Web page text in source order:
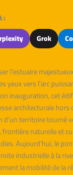
:
Grok
l’estuaire
yeux vers l’arc
inauguration, cet
architecturale hors
d’un territoire tourné
frontière naturelle et
Aujourd’hui, le
industrielle à la
la mobilité de la